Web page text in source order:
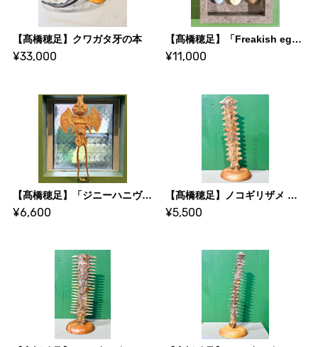
【髙橋穂足】クワガタ牙の本
¥33,000
【髙橋穂足】「Freakish eggs」
¥11,000
【髙橋穂足】「ジニーハニヴァー」
¥6,600
【髙橋穂足】ノコギリザメ 鼻先3
¥5,500